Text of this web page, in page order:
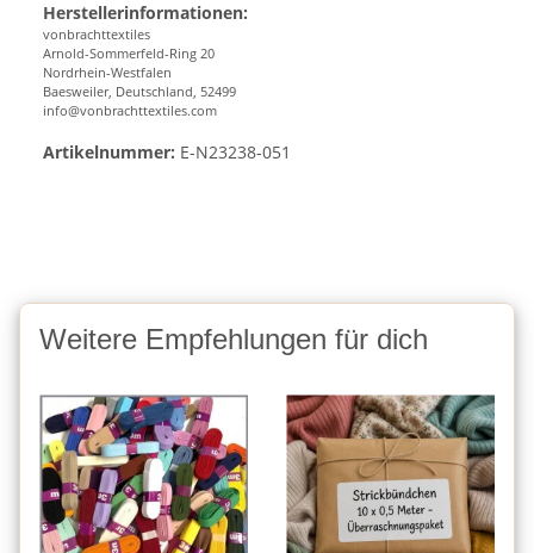
Herstellerinformationen:
vonbrachttextiles
Arnold-Sommerfeld-Ring 20
Nordrhein-Westfalen
Baesweiler, Deutschland, 52499
info@vonbrachttextiles.com
Artikelnummer: E-N23238-051
Weitere Empfehlungen für dich